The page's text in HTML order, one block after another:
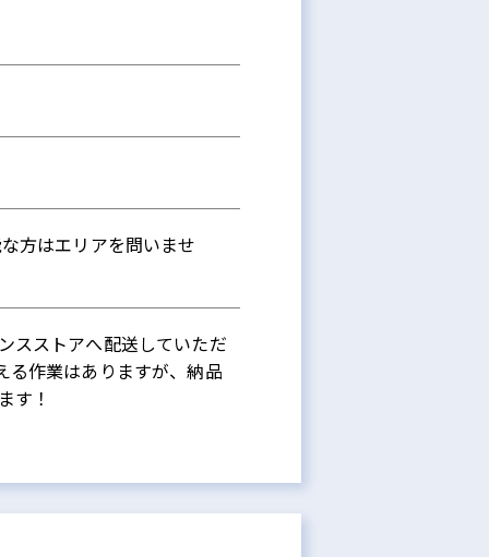
方はエリアを問いませ
スストアへ配送していただ
る作業はありますが、納品
す！